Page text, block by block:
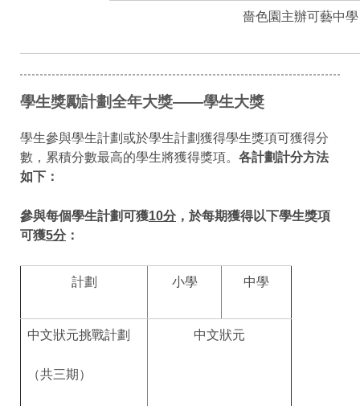
嗇色園主辦可藝中學
學生獎勵計劃全年大獎——學生大獎
學生參與學生計劃或於學生計劃獲得學生獎項可獲得分
數，累積分數最高的學生將獲得獎項。 各計劃計分方法
如下：
參與每個學生計劃可獲10分，於每期獲得以下學生獎項
可獲5分：
計劃 小學 中學
中文狀元挑戰計劃
（共三期）
中文狀元